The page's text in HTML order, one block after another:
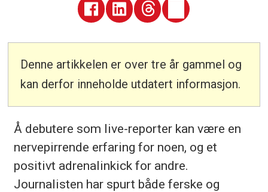
Denne artikkelen er over tre år gammel og
kan derfor inneholde utdatert informasjon.
Å debutere som live-reporter kan være en
nervepirrende erfaring for noen, og et
positivt adrenalinkick for andre.
Journalisten har spurt både ferske og